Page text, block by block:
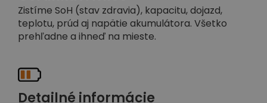
Zistíme SoH (stav zdravia), kapacitu, dojazd,
teplotu, prúd aj napätie akumulátora. Všetko
prehľadne a ihneď na mieste.
Detailné informácie